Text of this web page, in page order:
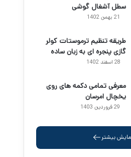
سطل آشغال گوشی
21 بهمن 1402
طریقه تنظیم ترموستات کولر
گازی پنجره ای به زبان ساده
28 اسفند 1402
معرفی تمامی دکمه های روی
یخچال امرسان
29 فروردین 1403
بیشتر